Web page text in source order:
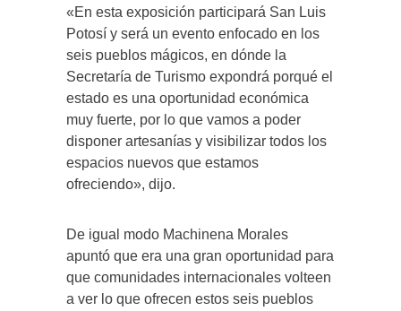
«En esta exposición participará San Luis
Potosí y será un evento enfocado en los
seis pueblos mágicos, en dónde la
Secretaría de Turismo expondrá porqué el
estado es una oportunidad económica
muy fuerte, por lo que vamos a poder
disponer artesanías y visibilizar todos los
espacios nuevos que estamos
ofreciendo», dijo.
De igual modo Machinena Morales
apuntó que era una gran oportunidad para
que comunidades internacionales volteen
a ver lo que ofrecen estos seis pueblos